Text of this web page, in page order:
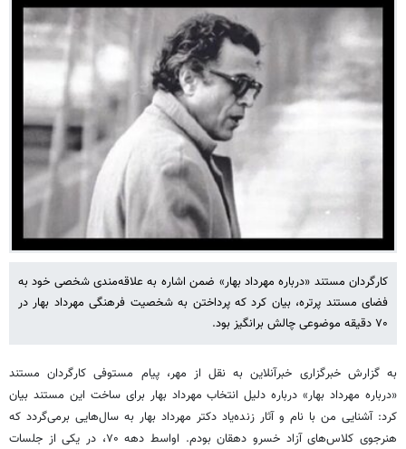
کارگردان مستند «درباره مهرداد بهار» ضمن اشاره به علاقه‌مندی شخصی خود به
فضای مستند پرتره، بیان کرد که پرداختن به شخصیت فرهنگی مهرداد بهار در
۷۰ دقیقه موضوعی چالش برانگیز بود.
به گزارش خبرگزاری خبرآنلاین به نقل از مهر، پیام مستوفی کارگردان مستند
«درباره مهرداد بهار» درباره دلیل انتخاب مهرداد بهار برای ساخت این مستند بیان
کرد: آشنایی من با نام و آثار زنده‌یاد دکتر مهرداد بهار به سال‌هایی برمی‌گردد که
هنرجوی کلاس‌های آزاد خسرو دهقان بودم. اواسط دهه ۷۰، در یکی از جلسات